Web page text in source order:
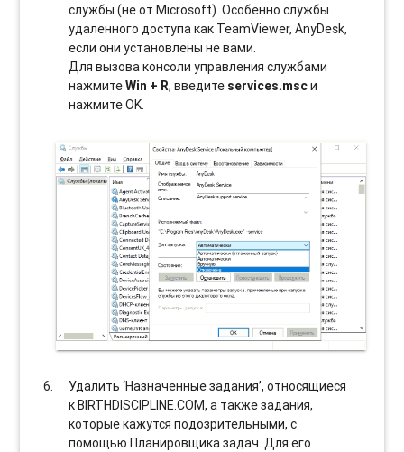
службы (не от Microsoft). Особенно службы
удаленного доступа как TeamViewer, AnyDesk,
если они установлены не вами.
Для вызова консоли управления службами
нажмитеWin + R, введите services.mscи
нажмите OK.
Удалить ‘Назначенные задания’, относящиеся
к BIRTHDISCIPLINE.COM, а также задания,
которые кажутся подозрительными, с
помощью Планировщика задач. Для его